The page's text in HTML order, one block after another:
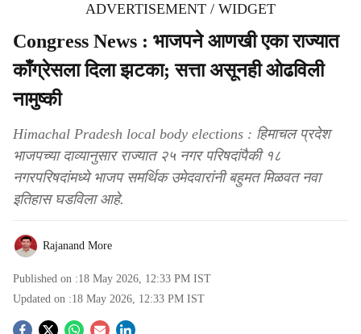
ADVERTISEMENT / WIDGET
Congress News : भाजपने आणखी एका राज्यात
काँग्रेसला दिला झटका; सत्ता असूनही ओढविली
नामुष्की
Himachal Pradesh local body elections : हिमाचल प्रदेश
भाजपच्या दाव्यानुसार राज्यात २५ नगर परिषदांपैकी १८
नगरपरिषदांमध्ये भाजप समर्थिक उमेदवारांनी बहुमत मिळवत नवा
इतिहास घडविला आहे.
Rajanand More
Published on :18 May 2026, 12:33 PM IST
Updated on :18 May 2026, 12:33 PM IST